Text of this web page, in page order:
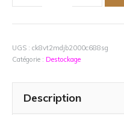
de
Doublé
UGS : ck8vt2mdjb2000c688sg
Catégorie : Destockage
Description